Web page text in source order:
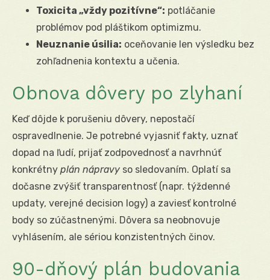
Toxicita „vždy pozitívne“: potláčanie
problémov pod pláštikom optimizmu.
Neuznanie úsilia: oceňovanie len výsledku bez
zohľadnenia kontextu a učenia.
Obnova dôvery po zlyhaní
Keď dôjde k porušeniu dôvery, nepostačí
ospravedlnenie. Je potrebné vyjasniť fakty, uznať
dopad na ľudí, prijať zodpovednosť a navrhnúť
konkrétny plán nápravy so sledovaním. Oplatí sa
dočasne zvýšiť transparentnosť (napr. týždenné
updaty, verejné decision logy) a zaviesť kontrolné
body so zúčastnenými. Dôvera sa neobnovuje
vyhlásením, ale sériou konzistentných činov.
90-dňový plán budovania